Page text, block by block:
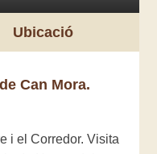
Ubicació
Can Mora.
i el Corredor. Visita